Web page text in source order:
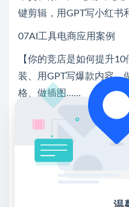
键剪辑，用GPT写小红书
07AI工具电商应用案例
【你的竞店是如何提升
装、用GPT写爆款内容、
格、做插图……
每个操作都能落地
更多先进玩法，持续更新
💖课程资料【免费